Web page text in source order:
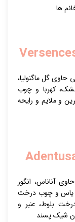
ها
حاوی گل ماگنولیا،
کهربا و چوب
و ملایم و رایحه
آناناس، انگور
یاس و چوب درخت
بلوط، عنبر و
شیک پسند